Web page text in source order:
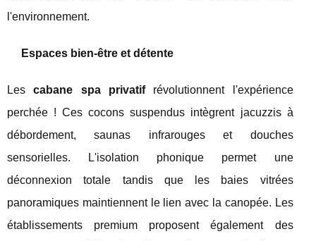
l'environnement.
Espaces bien-être et détente
Lescabane spa privatifrévolutionnent l'expérience
perchée ! Ces cocons suspendus intègrent jacuzzis à
débordement, saunas infrarouges et douches
sensorielles. L'isolation phonique permet une
déconnexion totale tandis que les baies vitrées
panoramiques maintiennent le lien avec la canopée. Les
établissements premium proposent également des